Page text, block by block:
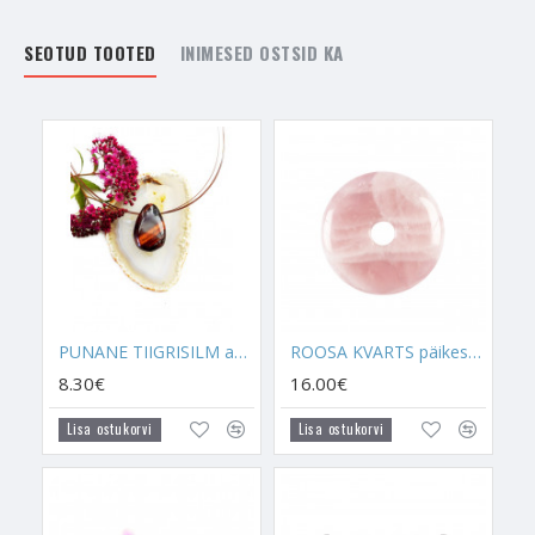
võlul, ilul ja säral kaduda, aidates hoida stressitaset võimalikult
Keskajal kasutati Roosat Kvartsi meditsiinilistel eesmärkidel ja
hakati sellestvee-eliksiiri
valmistama. Lisaks eliksiirile hoiti
seda kristalli ka erinevate taimejookide sees, millega tervendati
keha. Juba siis usuti, et Roosa Kvarts suudab tervendada
südamehaiguseid ja emotsionaalsest valust tingitud
haigusseisundeid.
see, mida sul on vaja. Armastusekristall, mis õpetab sind
armastama, armastust vastu võtma, seda austama, jagama ja
suhetealaselt õigele teele, näidates sulle seda, kellele sinu
süda peaks kuuluma ja kellele mitte. See on kristall, mis aitab
SEOTUD TOOTED INIMESED OSTSID KA
PUNANE TIIGRISILM auguga
8.30€
Lisa ostukorvi
ROOSA KVARTS päikeseratas
16.00€
Lisa ostukorvi